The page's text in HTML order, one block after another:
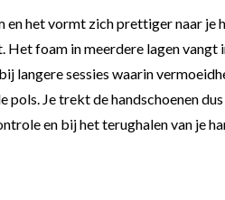
het vormt zich prettiger naar je
Het foam in meerdere lagen
langere sessies waarin
Je trekt de handschoenen
en bij het terughalen van je